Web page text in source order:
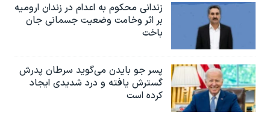
زندانی محکوم به اعدام در زندان ارومیه
بر اثر وخامت وضعیت جسمانی جان
باخت
پسر جو بایدن می‌گوید سرطان پدرش
گسترش یافته و درد شدیدی ایجاد
کرده است